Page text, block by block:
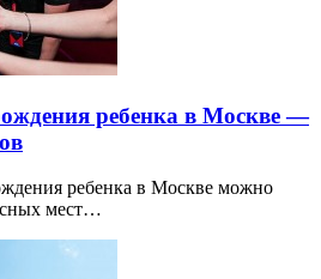
ребенка в Москве —
ребенка в Москве можно
мест…